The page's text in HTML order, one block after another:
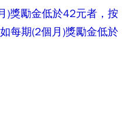
)獎勵金低於42元者，按
每期(2個月)獎勵金低於